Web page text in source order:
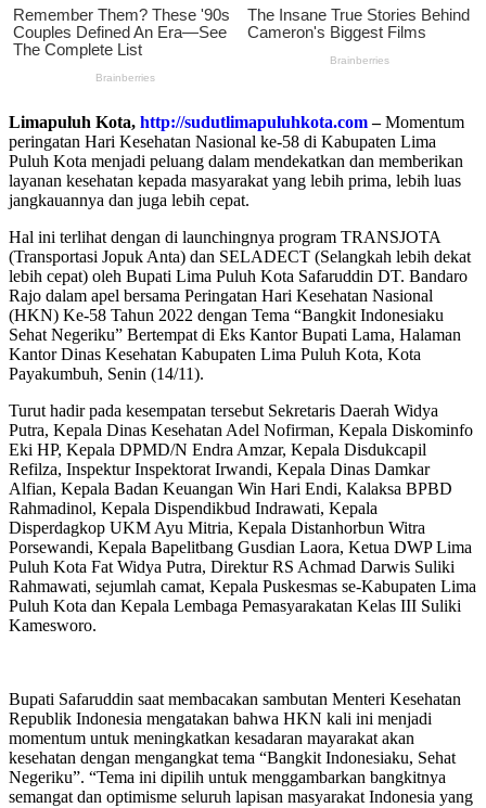
Limapuluh Kota, http://sudutlimapuluhkota.com–Momentum
peringatan Hari Kesehatan Nasional ke-58 di Kabupaten Lima
Puluh Kota menjadi peluang dalam mendekatkan dan memberikan
layanan kesehatan kepada masyarakat yang lebih prima, lebih luas
jangkauannya dan juga lebih cepat.
Hal ini terlihat dengan di launchingnya program TRANSJOTA
(Transportasi Jopuk Anta) dan SELADECT (Selangkah lebih dekat
lebih cepat) oleh Bupati Lima Puluh Kota Safaruddin DT. Bandaro
Rajo dalam apel bersama Peringatan Hari Kesehatan Nasional
(HKN) Ke-58 Tahun 2022 dengan Tema “Bangkit Indonesiaku
Sehat Negeriku” Bertempat di Eks Kantor Bupati Lama, Halaman
Kantor Dinas Kesehatan Kabupaten Lima Puluh Kota, Kota
Payakumbuh, Senin (14/11).
Turut hadir pada kesempatan tersebut Sekretaris Daerah Widya
Putra, Kepala Dinas Kesehatan Adel Nofirman, Kepala Diskominfo
Eki HP, Kepala DPMD/N Endra Amzar, Kepala Disdukcapil
Refilza, Inspektur Inspektorat Irwandi, Kepala Dinas Damkar
Alfian, Kepala Badan Keuangan Win Hari Endi, Kalaksa BPBD
Rahmadinol, Kepala Dispendikbud Indrawati, Kepala
Disperdagkop UKM Ayu Mitria, Kepala Distanhorbun Witra
Porsewandi, Kepala Bapelitbang Gusdian Laora, Ketua DWP Lima
Puluh Kota Fat Widya Putra, Direktur RS Achmad Darwis Suliki
Rahmawati, sejumlah camat, Kepala Puskesmas se-Kabupaten Lima
Puluh Kota dan Kepala Lembaga Pemasyarakatan Kelas III Suliki
Kamesworo.
Bupati Safaruddin saat membacakan sambutan Menteri Kesehatan
Republik Indonesia mengatakan bahwa HKN kali ini menjadi
momentum untuk meningkatkan kesadaran mayarakat akan
kesehatan dengan mengangkat tema “Bangkit Indonesiaku, Sehat
Negeriku”. “Tema ini dipilih untuk menggambarkan bangkitnya
semangat dan optimisme seluruh lapisan masyarakat Indonesia yang